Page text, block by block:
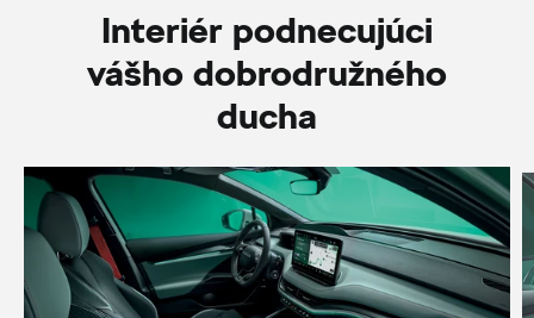
Interiér podnecujúci
vášho dobrodružného
ducha